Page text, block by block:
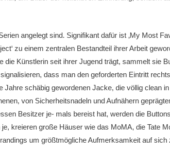
angelegt sind. Signifikant dafür ist ‚My Most
zu einem zentralen Bestandteil ihrer Arbeit
die Künstlerin seit ihrer Jugend trägt, sammelt sie
dass man den geforderten Eintritt
schäbig gewordenen Jacke, die völlig clean
von Sicherheitsnadeln und Aufnähern
Besitzer je- mals bereist hat, werden die
kreieren große Häuser wie das MoMA, die Tate
um größtmögliche Aufmerksamkeit auf sich